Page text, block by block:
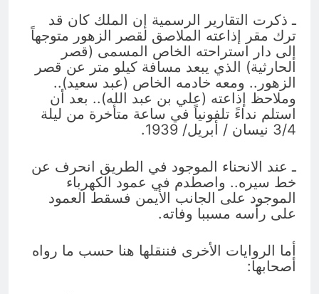
ـ ذكرت التقارير الرسمية إن الملك كان قد
ترك مقر إذاعته الملاصق لقصر الزهور متوجهاً
إلى دار استراحته الخاص المسمى (قصر
الحارثية) الذي يبعد مسافة كيلو متر عن قصر
الزهور.. ومعه خادمه الخاص (عبد سعيد)..
وملاحظ إذاعته (علي بن عبد الله).. بعد أن
استلم نداءً تلفونياً في ساعة متأخرة من ليلة
3/4 نيسان / أبريل/ 1939.
ـ عند الانحناء الموجود في الطريق انحرف عن
خط سيره.. واصطدم في عمود الكهرباء
الموجود على الجانب الأيمن فسقط العمود
على رأسه مسببا وفاته.
أما الروايات الأخرى فننقلها هنا حسب ما رواه
أصحابها: